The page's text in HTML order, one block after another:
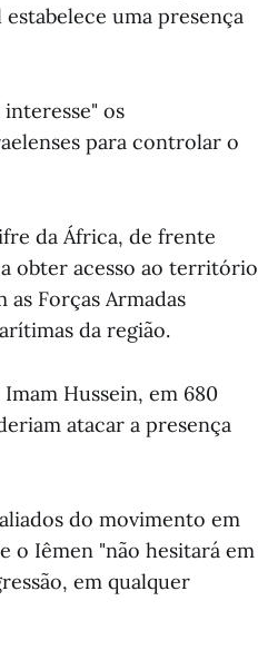
uma presença
os
para controlar o
da África, de frente
obter acesso ao território
Forças Armadas
da região.
Hussein, em 680
atacar a presença
do movimento em
o Iêmen "não hesitará em
em qualquer